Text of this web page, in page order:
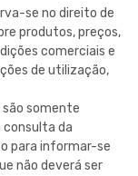
se no direito de
produtos, preços,
comerciais e
de utilização,
somente
consulta da
para informar-se
não deverá ser